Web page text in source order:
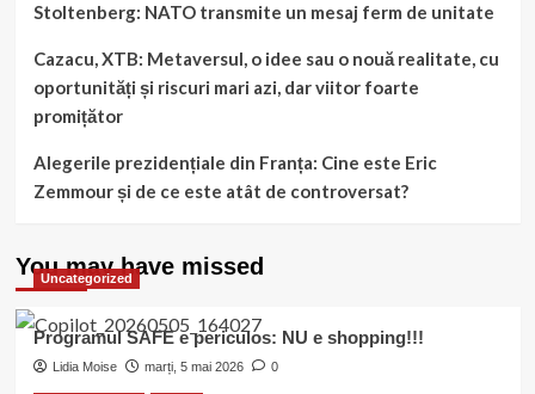
Stoltenberg: NATO transmite un mesaj ferm de unitate
Cazacu, XTB: Metaversul, o idee sau o nouă realitate, cu
oportunități și riscuri mari azi, dar viitor foarte
promițător
Alegerile prezidențiale din Franța: Cine este Eric
Zemmour și de ce este atât de controversat?
You may have missed
Uncategorized
Programul SAFE e periculos: NU e shopping!!!
Lidia Moise marți, 5 mai 2026 0